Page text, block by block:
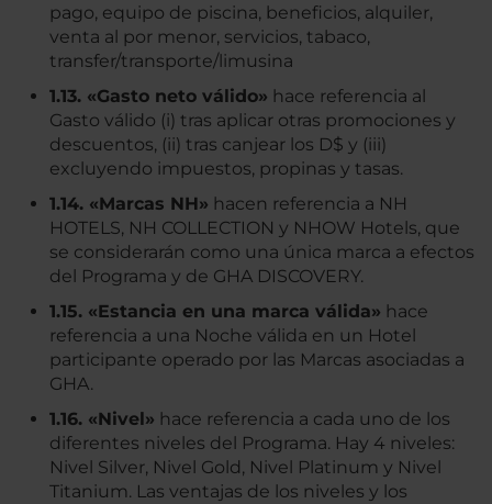
pago, equipo de piscina, beneficios, alquiler,
venta al por menor, servicios, tabaco,
transfer/transporte/limusina
1.13. «Gasto neto válido» hace referencia al
Gasto válido (i) tras aplicar otras promociones y
descuentos, (ii) tras canjear los D$ y (iii)
excluyendo impuestos, propinas y tasas.
1.14. «Marcas NH» hacen referencia a NH
HOTELS, NH COLLECTION y NHOW Hotels, que
se considerarán como una única marca a efectos
del Programa y de GHA DISCOVERY.
1.15. «Estancia en una marca válida» hace
referencia a una Noche válida en un Hotel
participante operado por las Marcas asociadas a
GHA.
1.16. «Nivel» hace referencia a cada uno de los
diferentes niveles del Programa. Hay 4 niveles:
Nivel Silver, Nivel Gold, Nivel Platinum y Nivel
Titanium. Las ventajas de los niveles y los